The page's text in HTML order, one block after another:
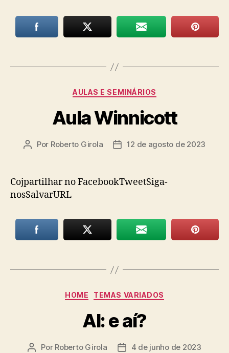
Categorias
AULAS E SEMINÁRIOS
Aula Winnicott
Autor
Por Roberto Girola
Data12 de agosto de 2023
Cojpartilhar no FacebookTweetSiga-
nosSalvarURL
Categorias
HOME TEMAS VARIADOS
AI: e aí?
Autor
Por Roberto Girola
Data4 de junho de 2023